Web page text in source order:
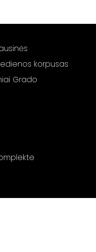
korpusas
Grado